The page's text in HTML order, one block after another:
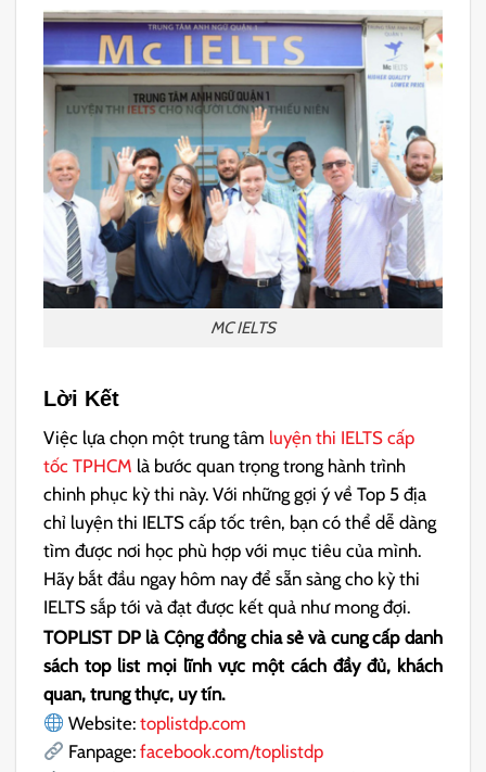
MC IELTS
Lời Kết
Việc lựa chọn một trung tâm luyện thi IELTS cấp
tốc TPHCM là bước quan trọng trong hành trình
chinh phục kỳ thi này. Với những gợi ý về Top 5 địa
chỉ luyện thi IELTS cấp tốc trên, bạn có thể dễ dàng
tìm được nơi học phù hợp với mục tiêu của mình.
Hãy bắt đầu ngay hôm nay để sẵn sàng cho kỳ thi
IELTS sắp tới và đạt được kết quả như mong đợi.
TOPLIST DP là Cộng đồng chia sẻ và cung cấp danh
sách top list mọi lĩnh vực một cách đầy đủ, khách
quan, trung thực, uy tín.
Website:toplistdp.com
Fanpage:facebook.com/toplistdp